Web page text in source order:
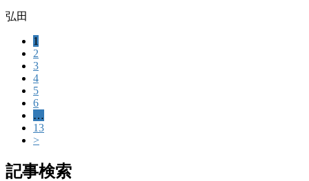
弘田
1
2
3
4
5
6
…
13
>
記事検索